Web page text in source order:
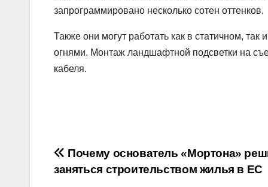
запрограммировано несколько сотен оттенков.
Также они могут работать как в статичном,
огнями. Монтаж ландшафтной подсветки на
кабеля.
Навигация
Почему основатель «Мортона»
заняться строительством жилья в ЕС